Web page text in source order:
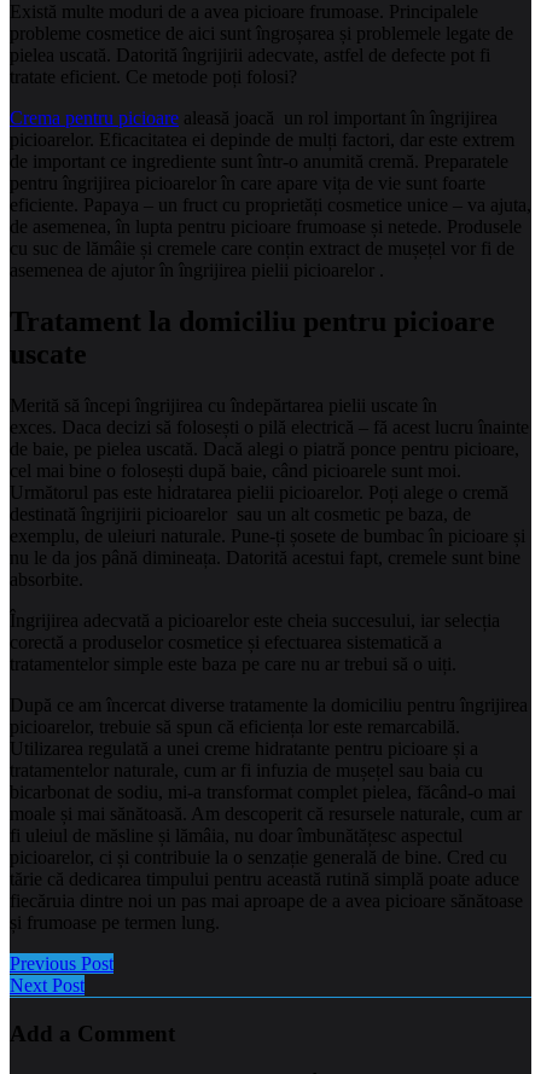
Există multe moduri de a avea picioare frumoase. Principalele
probleme cosmetice de aici sunt îngroșarea și problemele legate de
pielea uscată. Datorită îngrijirii adecvate, astfel de defecte pot fi
tratate eficient. Ce metode poți folosi?
Crema pentru picioare aleasă joacă un rol important în îngrijirea
picioarelor. Eficacitatea ei depinde de mulți factori, dar este extrem
de important ce ingrediente sunt într-o anumită cremă. Preparatele
pentru îngrijirea picioarelor în care apare vița de vie sunt foarte
eficiente. Papaya – un fruct cu proprietăți cosmetice unice – va ajuta,
de asemenea, în lupta pentru picioare frumoase și netede. Produsele
cu suc de lămâie și cremele care conțin extract de mușețel vor fi de
asemenea de ajutor în îngrijirea pielii picioarelor .
Tratament la domiciliu pentru picioare
uscate
Merită să începi îngrijirea cu îndepărtarea pielii uscate în
exces. Daca decizi să folosești o pilă electrică – fă acest lucru înainte
de baie, pe pielea uscată. Dacă alegi o piatră ponce pentru picioare,
cel mai bine o folosești după baie, când picioarele sunt moi.
Următorul pas este hidratarea pielii picioarelor. Poți alege o cremă
destinată îngrijirii picioarelor sau un alt cosmetic pe baza, de
exemplu, de uleiuri naturale. Pune-ți șosete de bumbac în picioare și
nu le da jos până dimineața. Datorită acestui fapt, cremele sunt bine
absorbite.
Îngrijirea adecvată a picioarelor este cheia succesului, iar selecția
corectă a produselor cosmetice și efectuarea sistematică a
tratamentelor simple este baza pe care nu ar trebui să o uiți.
După ce am încercat diverse tratamente la domiciliu pentru îngrijirea
picioarelor, trebuie să spun că eficiența lor este remarcabilă.
Utilizarea regulată a unei creme hidratante pentru picioare și a
tratamentelor naturale, cum ar fi infuzia de mușețel sau baia cu
bicarbonat de sodiu, mi-a transformat complet pielea, făcând-o mai
moale și mai sănătoasă. Am descoperit că resursele naturale, cum ar
fi uleiul de măsline și lămâia, nu doar îmbunătățesc aspectul
picioarelor, ci și contribuie la o senzație generală de bine. Cred cu
tărie că dedicarea timpului pentru această rutină simplă poate aduce
fiecăruia dintre noi un pas mai aproape de a avea picioare sănătoase
și frumoase pe termen lung.
Previous Post
Next Post
Add a Comment